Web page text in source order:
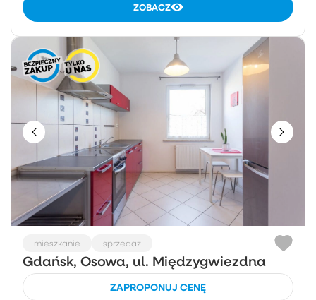
ZOBACZ
mieszkanie sprzedaż
Gdańsk, Osowa, ul. Międzygwiezdna
ZAPROPONUJ CENĘ